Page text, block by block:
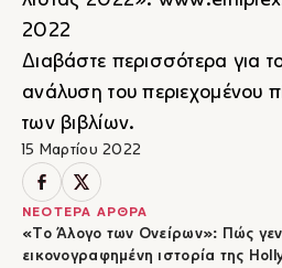
15 Μαρτίου 2022
ΝΕΟΤΕΡΑ ΑΡΘΡΑ
«Το Άλογο των Ονείρων»: Πώς
εικονογραφημένη ιστορία της
2022
Διαβάστε περισσότερα για
ανάλυση του περιεχομένου
των βιβλίων.